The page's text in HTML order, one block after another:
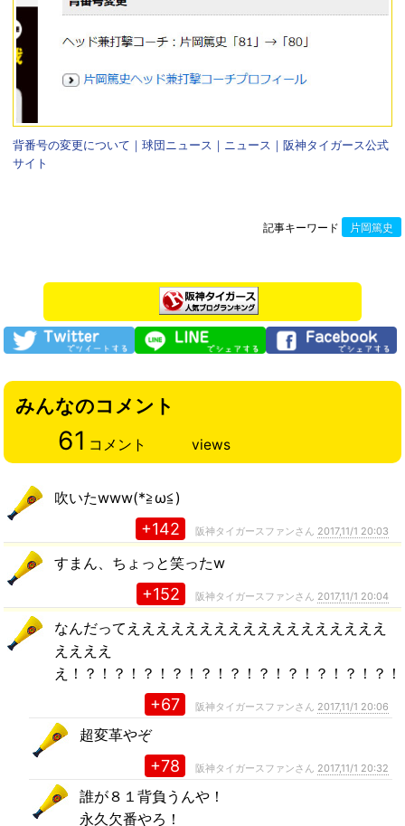
背番号の変更について｜球団ニュース｜ニュース｜阪神タイガース公式
サイト
記事キーワード 片岡篤史
みんなのコメント
61 コメント views
吹いたwww(*≧ω≦)
+142 阪神タイガースファンさん 2017,11/1 20:03
すまん、ちょっと笑ったw
+152 阪神タイガースファンさん 2017,11/1 20:04
なんだってええええええええええええええええええ
ええええ
え！？！？！？！？！？！？！？！？！？！？！？！
+67 阪神タイガースファンさん 2017,11/1 20:06
超変革やぞ
+78 阪神タイガースファンさん 2017,11/1 20:32
誰が８１背負うんや！
永久欠番やろ！